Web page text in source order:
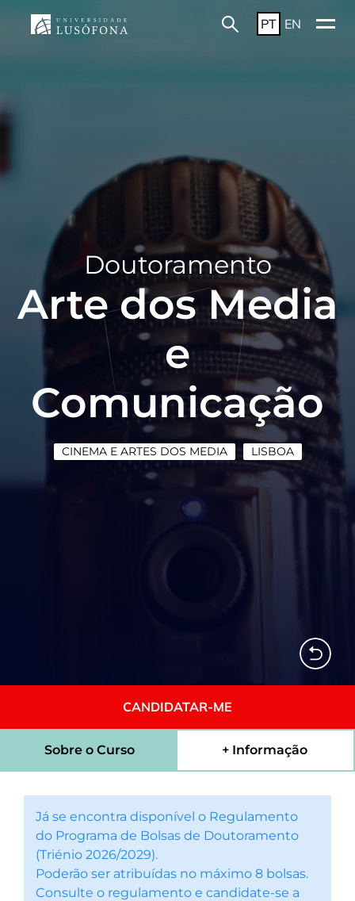
PT EN
Doutoramento
Arte dos Media
e
Comunicação
CINEMA E ARTES DOS MEDIA LISBOA
CANDIDATAR-ME
Sobre o Curso + Informação
Já se encontra disponível o Regulamento
do Programa de Bolsas de Doutoramento
(Triénio 2026/2029).
Poderão ser atribuídas no máximo 8 bolsas.
Consulte o regulamento e candidate-se a